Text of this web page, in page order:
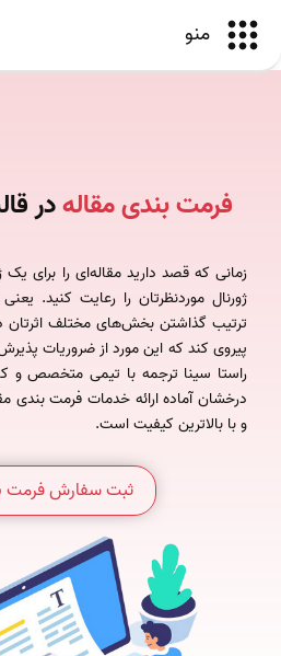
منو
فرمت بندی مقالهدر
زمانی که قصد دارید مقاله‌ای را برای یک
ژورنال موردنظرتان را رعایت کنید.
ترتیب گذاشتن بخش‌های مختلف اثرتان
پیروی کند که این مورد از ضروریات
راستا سینا ترجمه با تیمی متخصص و
درخشان آماده ارائه خدمات فرمت بندی
و با بالاترین کیفیت است.
ثبت سفارش فرمت